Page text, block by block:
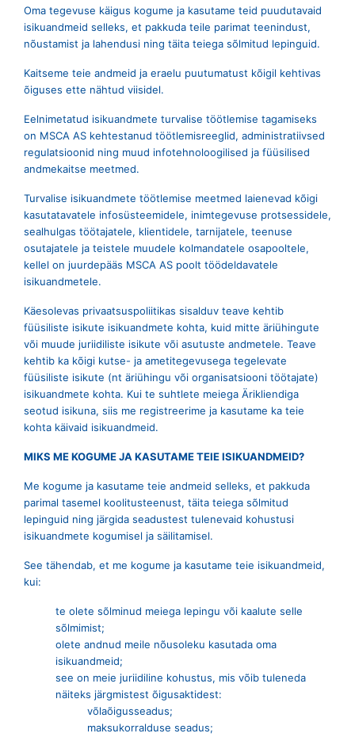
Oma tegevuse käigus kogume ja kasutame teid puudutavaid
isikuandmeid selleks, et pakkuda teile parimat teenindust,
nõustamist ja lahendusi ning täita teiega sõlmitud lepinguid.
Kaitseme teie andmeid ja eraelu puutumatust kõigil kehtivas
õiguses ette nähtud viisidel.
Eelnimetatud isikuandmete turvalise töötlemise tagamiseks
on MSCA AS kehtestanud töötlemisreeglid, administratiivsed
regulatsioonid ning muud infotehnoloogilised ja füüsilised
andmekaitse meetmed.
Turvalise isikuandmete töötlemise meetmed laienevad kõigi
kasutatavatele infosüsteemidele, inimtegevuse protsessidele,
sealhulgas töötajatele, klientidele, tarnijatele, teenuse
osutajatele ja teistele muudele kolmandatele osapooltele,
kellel on juurdepääs MSCA AS poolt töödeldavatele
isikuandmetele.
Käesolevas privaatsuspoliitikas sisalduv teave kehtib
füüsiliste isikute isikuandmete kohta, kuid mitte äriühingute
või muude juriidiliste isikute või asutuste andmetele. Teave
kehtib ka kõigi kutse- ja ametitegevusega tegelevate
füüsiliste isikute (nt äriühingu või organisatsiooni töötajate)
isikuandmete kohta. Kui te suhtlete meiega Ärikliendiga
seotud isikuna, siis me registreerime ja kasutame ka teie
kohta käivaid isikuandmeid.
MIKS ME KOGUME JA KASUTAME TEIE ISIKUANDMEID?
Me kogume ja kasutame teie andmeid selleks, et pakkuda
parimal tasemel koolitusteenust, täita teiega sõlmitud
lepinguid ning järgida seadustest tulenevaid kohustusi
isikuandmete kogumisel ja säilitamisel.
See tähendab, et me kogume ja kasutame teie isikuandmeid,
kui:
te olete sõlminud meiega lepingu või kaalute selle
sõlmimist;
olete andnud meile nõusoleku kasutada oma
isikuandmeid;
see on meie juriidiline kohustus, mis võib tuleneda
näiteks järgmistest õigusaktidest:
võlaõigusseadus;
maksukorralduse seadus;